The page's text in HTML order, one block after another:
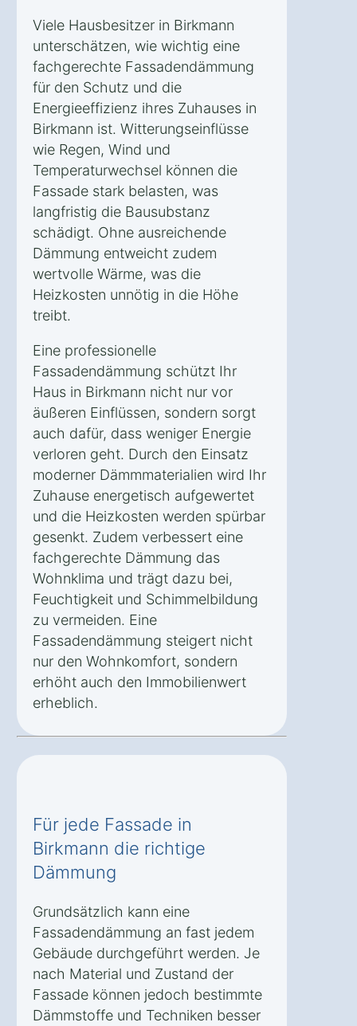
Viele Hausbesitzer in Birkmann
unterschätzen, wie wichtig eine
fachgerechte Fassadendämmung
für den Schutz und die
Energieeffizienz ihres Zuhauses in
Birkmann ist. Witterungseinflüsse
wie Regen, Wind und
Temperaturwechsel können die
Fassade stark belasten, was
langfristig die Bausubstanz
schädigt. Ohne ausreichende
Dämmung entweicht zudem
wertvolle Wärme, was die
Heizkosten unnötig in die Höhe
treibt.
Eine professionelle
Fassadendämmung schützt Ihr
Haus in Birkmann nicht nur vor
äußeren Einflüssen, sondern sorgt
auch dafür, dass weniger Energie
verloren geht. Durch den Einsatz
moderner Dämmmaterialien wird Ihr
Zuhause energetisch aufgewertet
und die Heizkosten werden spürbar
gesenkt. Zudem verbessert eine
fachgerechte Dämmung das
Wohnklima und trägt dazu bei,
Feuchtigkeit und Schimmelbildung
zu vermeiden. Eine
Fassadendämmung steigert nicht
nur den Wohnkomfort, sondern
erhöht auch den Immobilienwert
erheblich.
Für jede Fassade in
Birkmann die richtige
Dämmung
Grundsätzlich kann eine
Fassadendämmung an fast jedem
Gebäude durchgeführt werden. Je
nach Material und Zustand der
Fassade können jedoch bestimmte
Dämmstoffe und Techniken besser